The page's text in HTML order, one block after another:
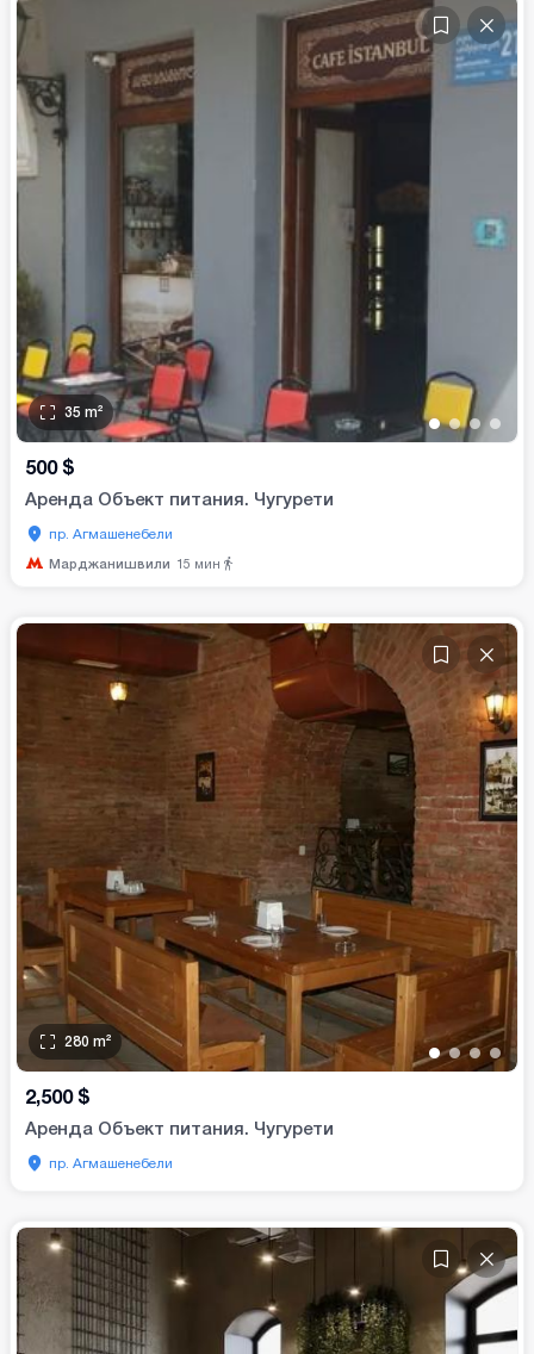
••• •
35 m²
500 $
Аренда Объект питания. Чугурети
пр. Агмашенебели
Марджанишвили 15 мин
••• •
280 m²
2,500 $
Аренда Объект питания. Чугурети
пр. Агмашенебели